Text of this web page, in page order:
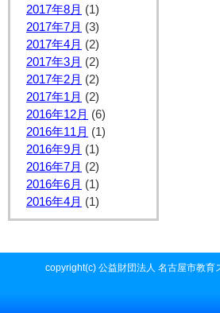
2017年8月 (1)
2017年7月 (3)
2017年4月 (2)
2017年3月 (2)
2017年2月 (2)
2017年1月 (2)
2016年12月 (6)
2016年11月 (1)
2016年9月 (1)
2016年7月 (2)
2016年6月 (1)
2016年4月 (1)
copyright(c) 公益財団法人 名古屋市教育